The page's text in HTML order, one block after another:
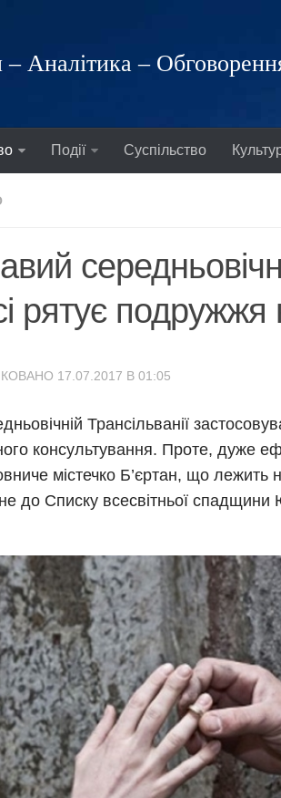
Аналітика –
Події Суспільство
рятує подружжя
17.07.2017 В 01:05
Трансільванії
консультування. Проте, дуже
містечко Б’єртан, що лежить
до Списку всесвітньої